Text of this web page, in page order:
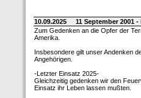
10.09.2025
11 September 2001
Zum Gedenken an die Opfer der
Amerika.
Insbesondere gilt unser Andenken
Angehörigen.
-Letzter Einsatz 2025-
Gleichzeitig gedenken wir den
Einsatz ihr Leben lassen mußten.